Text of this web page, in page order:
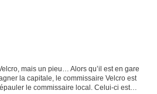
mais un pieu… Alors qu’il est en gare
la capitale, le commissaire Velcro est
le commissaire local. Celui-ci est